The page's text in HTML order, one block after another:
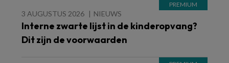
3 AUGUSTUS 2026 NIEUWS
Interne zwarte lijst in de kinderopvang?
Dit zijn de voorwaarden